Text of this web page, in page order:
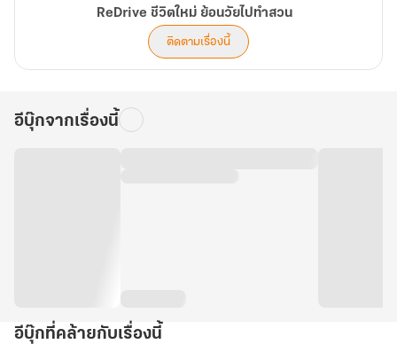
"ไฮเปอร์คาร์สัญชาติไทย" เพื่อท้าชิงมงกุฎในนรก 24 ชั่วโมงที่ 'เลอม็อง'!
ReDrive ชีวิตใหม่ ย้อนวัยไปทำสวน
ติดตามเรื่องนี้
อีบุ๊กจากเรื่องนี้
อีบุ๊กที่คล้ายกับเรื่องนี้